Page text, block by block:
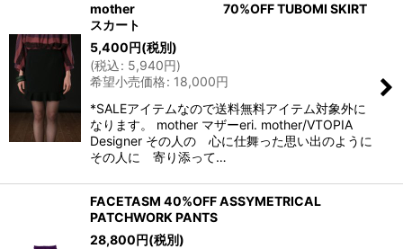
mother 70%OFF TUBOMI SKIRT
スカート
5,400円(税別)
(税込: 5,940円)
希望小売価格: 18,000円
*SALEアイテムなので送料無料アイテム対象外に
なります。 mother マザーeri. mother/VTOPIA
Designer その人の 心に仕舞った思い出のように
その人に 寄り添って…
FACETASM 40%OFF ASSYMETRICAL
PATCHWORK PANTS
28,800円(税別)